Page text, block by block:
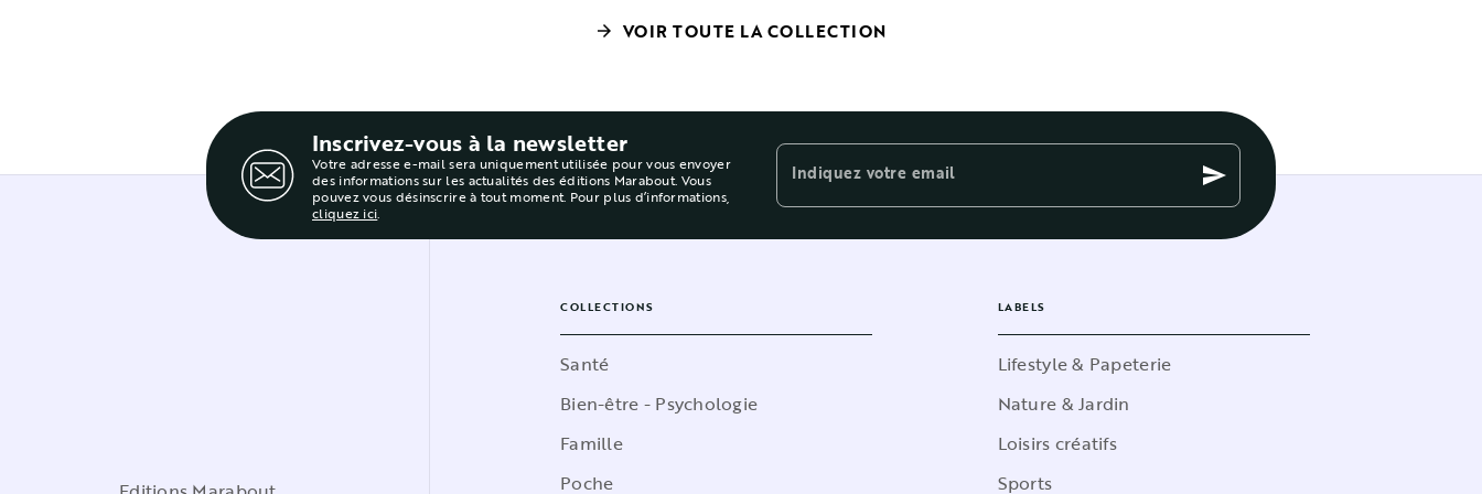
arrow_forward VOIR TOUTE LA COLLECTION
Inscrivez-vous à la newsletter
Votre adresse e-mail sera uniquement utilisée pour vous envoyer
des informations sur les actualités des éditions Marabout. Vous
pouvez vous désinscrire à tout moment. Pour plus d’informations,
cliquez ici.
Indiquez votre email send
COLLECTIONS
Santé
Bien-être - Psychologie
Famille
Poche
LABELS
Lifestyle & Papeterie
Nature & Jardin
Loisirs créatifs
Sports